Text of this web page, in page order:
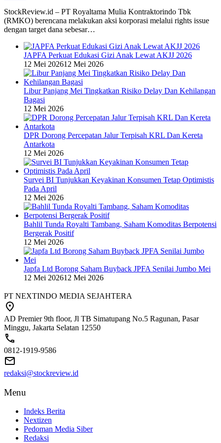
StockReview.id – PT Royaltama Mulia Kontraktorindo Tbk
(RMKO) berencana melakukan aksi korporasi melalui rights issue
dengan target dana sebesar…
JAPFA Perkuat Edukasi Gizi Anak Lewat AKJJ 2026
12 Mei 202612 Mei 2026
Libur Panjang Mei Tingkatkan Risiko Delay Dan Kehilangan
Bagasi
12 Mei 2026
DPR Dorong Percepatan Jalur Terpisah KRL Dan Kereta
Antarkota
12 Mei 2026
Survei BI Tunjukkan Keyakinan Konsumen Tetap Optimistis
Pada April
12 Mei 2026
Bahlil Tunda Royalti Tambang, Saham Komoditas Berpotensi
Bergerak Positif
12 Mei 2026
Japfa Ltd Borong Saham Buyback JPFA Senilai Jumbo Mei
12 Mei 202612 Mei 2026
PT NEXTINDO MEDIA SEJAHTERA
AD Premier 9th floor, Jl TB Simatupang No.5 Ragunan, Pasar
Minggu, Jakarta Selatan 12550
0812-1919-9586
redaksi@stockreview.id
Menu
Indeks Berita
Nextizen
Pedoman Media Siber
Redaksi